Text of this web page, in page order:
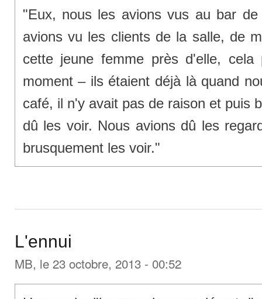
"Eux, nous les avions vus au bar
avions vu les clients de la salle, de
cette jeune femme près d'elle, cela
moment – ils étaient déjà là quand
café, il n'y avait pas de raison et puis
dû les voir. Nous avions dû les
brusquement les voir."
L'ennui
MB, le 23 octobre, 2013 - 00:52